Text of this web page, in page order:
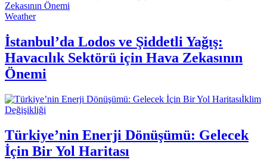
Weather
İstanbul’da Lodos ve Şiddetli Yağış:
Havacılık Sektörü için Hava Zekasının
Önemi
İklim
Değişikliği
Türkiye’nin Enerji Dönüşümü: Gelecek
İçin Bir Yol Haritası